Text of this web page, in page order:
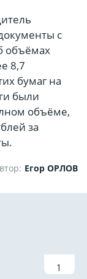
с
объёмах
8,7
бумаг на
были
объёме,
за
Егор ОРЛОВ
1